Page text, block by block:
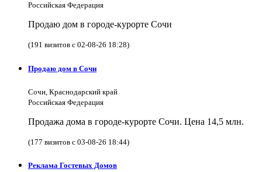
Российская Федерация
Продаю дом в городе-курорте Сочи
(191 визитов с 02-08-26 18:28)
Продаю дом в Сочи
Сочи, Краснодарский край
Российская Федерация
Продажа дома в городе-курорте Сочи. Цена 14,5 млн.
(177 визитов с 03-08-26 18:44)
Реклама Гостевых Домов